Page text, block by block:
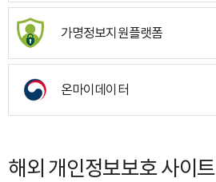
가명정보지원플랫폼
온마이데이터
해외 개인정보보호 사이트